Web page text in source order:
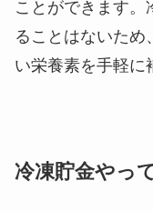
ことができます。
ることはないため
い栄養素を手軽に
冷凍貯金やっ